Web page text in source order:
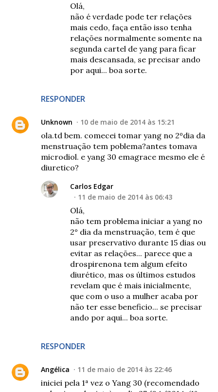
RESPONDER
Olá,
não é verdade pode ter relações
mais cedo, faça então isso tenha
relações normalmente somente na
segunda cartel de yang para ficar
mais descansada, se precisar ando
por aqui... boa sorte.
Unknown 10 de maio de 2014 às 15:21
ola.td bem. comecei tomar yang no 2ºdia da
menstruação tem poblema?antes tomava
microdiol. e yang 30 emagrace mesmo ele é
diuretico?
RESPONDER
Carlos Edgar
11 de maio de 2014 às 06:43
Olá,
não tem problema iniciar a yang no
2° dia da menstruação, tem é que
usar preservativo durante 15 dias ou
evitar as relações... parece que a
drospirenona tem algum efeito
diurético, mas os últimos estudos
revelam que é mais inicialmente,
que com o uso a mulher acaba por
não ter esse beneficio... se precisar
ando por aqui... boa sorte.
Angélica 11 de maio de 2014 às 22:46
iniciei pela 1ª vez o Yang 30 (recomendado